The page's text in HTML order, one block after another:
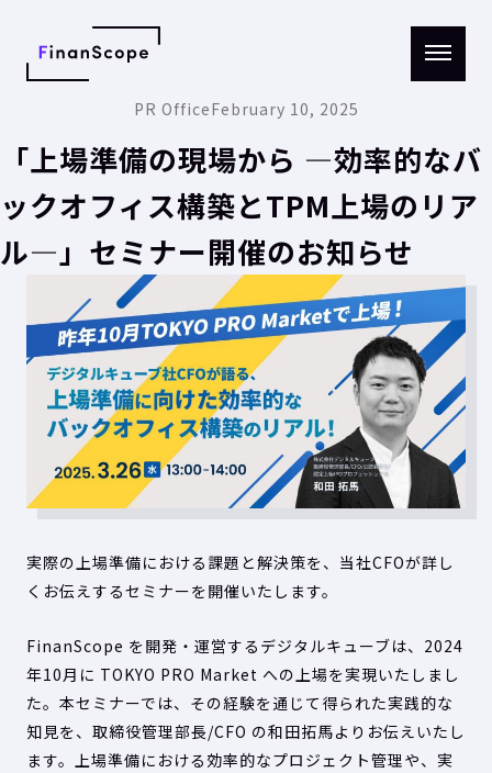
く
PR OfficeFebruary 10, 2025
「上場準備の現場から ―効率的なバ
ックオフィス構築とTPM上場のリア
ル―」セミナー開催のお知らせ
実際の上場準備における課題と解決策を、当社CFOが詳し
くお伝えするセミナーを開催いたします。
FinanScope を開発・運営するデジタルキューブは、2024
年10月に TOKYO PRO Market への上場を実現いたしまし
た。本セミナーでは、その経験を通じて得られた実践的な
知見を、取締役管理部長/CFO の和田拓馬よりお伝えいたし
ます。上場準備における効率的なプロジェクト管理や、実